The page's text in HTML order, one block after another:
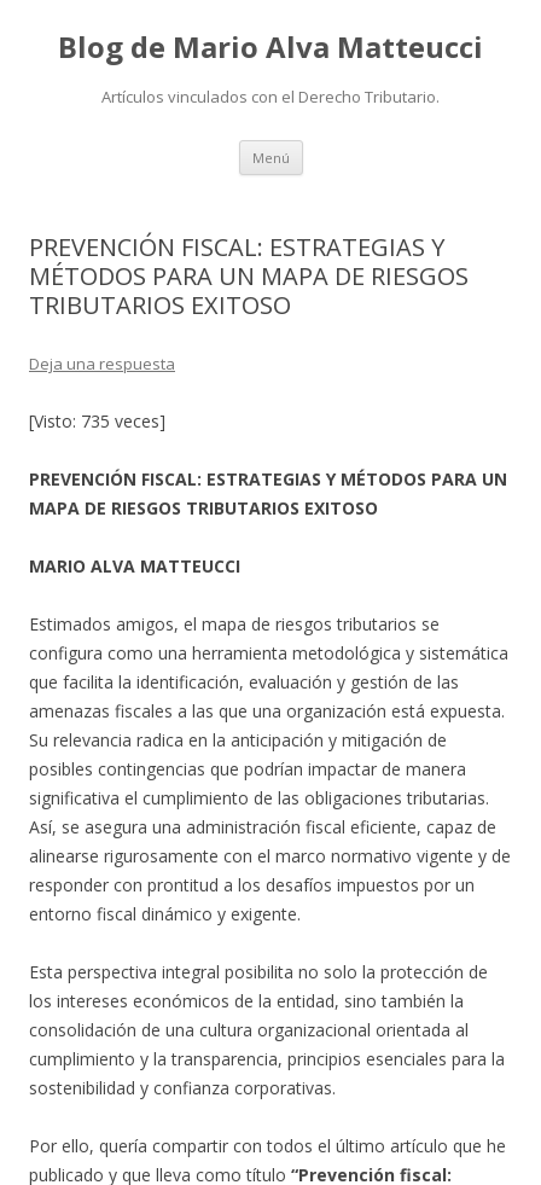
Blog de Mario Alva Matteucci
Artículos vinculados con el Derecho Tributario.
Menú Ir
contenido
PREVENCIÓN FISCAL: ESTRATEGIAS Y
MÉTODOS PARA UN MAPA DE RIESGOS
TRIBUTARIOS EXITOSO
Deja una respuesta
[Visto: 735 veces]
PREVENCIÓN FISCAL: ESTRATEGIAS Y MÉTODOS PARA UN
MAPA DE RIESGOS TRIBUTARIOS EXITOSO
MARIO ALVA MATTEUCCI
Estimados amigos, el mapa de riesgos tributarios se
configura como una herramienta metodológica y sistemática
que facilita la identificación, evaluación y gestión de las
amenazas fiscales a las que una organización está expuesta.
Su relevancia radica en la anticipación y mitigación de
posibles contingencias que podrían impactar de manera
significativa el cumplimiento de las obligaciones tributarias.
Así, se asegura una administración fiscal eficiente, capaz de
alinearse rigurosamente con el marco normativo vigente y de
responder con prontitud a los desafíos impuestos por un
entorno fiscal dinámico y exigente.
Esta perspectiva integral posibilita no solo la protección de
los intereses económicos de la entidad, sino también la
consolidación de una cultura organizacional orientada al
cumplimiento y la transparencia, principios esenciales para la
sostenibilidad y confianza corporativas.
Por ello, quería compartir con todos el último artículo que he
publicado y que lleva como título “Prevención fiscal: